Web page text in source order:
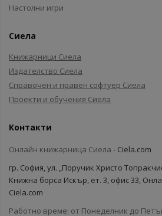
Настолни игри
Сиела
Книжарници Сиела
Издателство Сиела
Справочен и правен софтуер Сиела
Проекти и обучения Сиела
Контакти
Онлайн книжарница Сиела - Ciela.com
гр. София, ул. „Поручик Христо
Книжна борса Искър, ет. 3, офис 33,
Ciela.com
Работно време: от Понеделник до